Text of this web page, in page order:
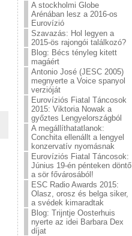
A stockholmi Globe
Arénában lesz a 2016-os
Eurovízió
Szavazás: Hol legyen a
2015-ös rajongói találkozó?
Blog: Bécs tényleg kitett
magáért
Antonio José (JESC 2005)
megnyerte a Voice spanyol
verzióját
Eurovíziós Fiatal Táncosok
2015: Viktoria Nowak a
győztes Lengyelországból
A megállíthatatlanok:
Conchita ellenállt a lengyel
konzervatív nyomásnak
Eurovíziós Fiatal Táncosok:
Június 19-én pénteken döntő
a sör fővárosából!
ESC Radio Awards 2015:
Olasz, orosz és belga siker,
a svédek kimaradtak
Blog: Trijntje Oosterhuis
nyerte az idei Barbara Dex
díjat